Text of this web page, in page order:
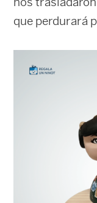
que perdurará